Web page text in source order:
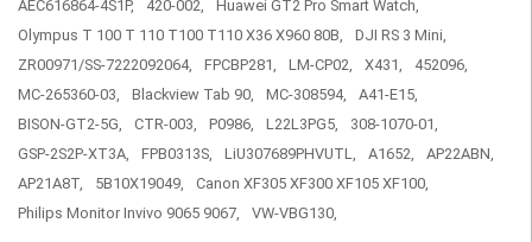
AEC616864-4S1P,
420-002,
Huawei GT2 Pro Smart Watch,
Olympus T 100 T 110 T100 T110 X36 X960 80B,
DJI RS 3 Mini,
ZR00971/SS-7222092064,
FPCBP281, LM-CP02, X431,
452096,
MC-265360-03,
Blackview Tab 90, MC-308594,
A41-E15,
BISON-GT2-5G,
CTR-003, P0986, L22L3PG5,
308-1070-01,
GSP-2S2P-XT3A,
FPB0313S, LiU307689PHVUTL, A1652,
AP22ABN,
AP21A8T,
5B10X19049,
Canon XF305 XF300 XF105 XF100,
Philips Monitor Invivo 9065 9067,
VW-VBG130,